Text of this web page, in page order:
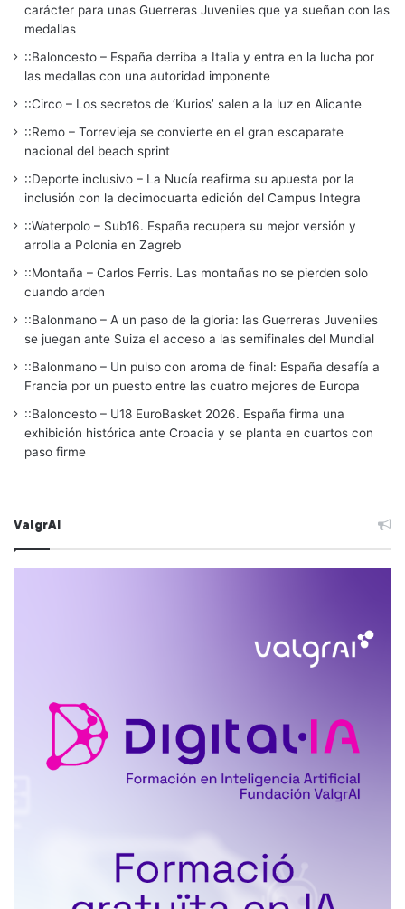
carácter para unas Guerreras Juveniles que ya sueñan con las
medallas
::Baloncesto – España derriba a Italia y entra en la lucha por
las medallas con una autoridad imponente
::Circo – Los secretos de ‘Kurios’ salen a la luz en Alicante
::Remo – Torrevieja se convierte en el gran escaparate
nacional del beach sprint
::Deporte inclusivo – La Nucía reafirma su apuesta por la
inclusión con la decimocuarta edición del Campus Integra
::Waterpolo – Sub16. España recupera su mejor versión y
arrolla a Polonia en Zagreb
::Montaña – Carlos Ferris. Las montañas no se pierden solo
cuando arden
::Balonmano – A un paso de la gloria: las Guerreras Juveniles
se juegan ante Suiza el acceso a las semifinales del Mundial
::Balonmano – Un pulso con aroma de final: España desafía a
Francia por un puesto entre las cuatro mejores de Europa
::Baloncesto – U18 EuroBasket 2026. España firma una
exhibición histórica ante Croacia y se planta en cuartos con
paso firme
ValgrAI